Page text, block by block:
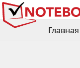
Главная